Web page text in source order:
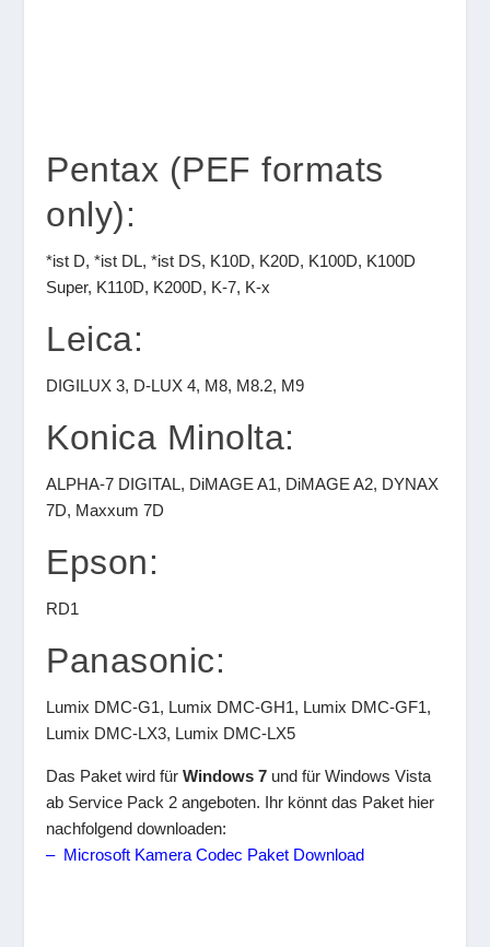
Pentax (PEF formats
only):
*ist D, *ist DL, *ist DS, K10D, K20D, K100D, K100D
Super, K110D, K200D, K-7, K-x
Leica:
DIGILUX 3, D-LUX 4, M8, M8.2, M9
Konica Minolta:
ALPHA-7 DIGITAL, DiMAGE A1, DiMAGE A2, DYNAX
7D, Maxxum 7D
Epson:
RD1
Panasonic:
Lumix DMC-G1, Lumix DMC-GH1, Lumix DMC-GF1,
Lumix DMC-LX3, Lumix DMC-LX5
Das Paket wird fürWindows 7 und für Windows Vista
ab Service Pack 2 angeboten. Ihr könnt das Paket hier
nachfolgend downloaden:
– Microsoft Kamera Codec Paket Download